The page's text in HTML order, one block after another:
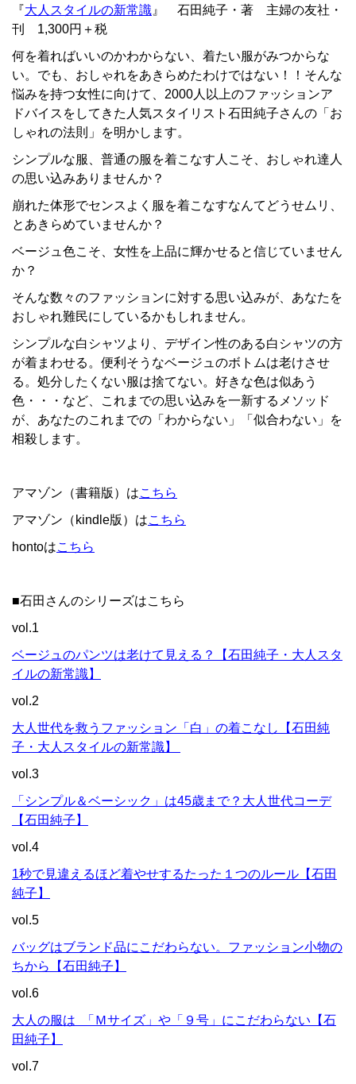
『大人スタイルの新常識 』 石田純子・著 主婦の友社・
刊 1,300円＋税
何を着ればいいのかわからない、着たい服がみつからな
い。でも、おしゃれをあきらめたわけではない！！そんな
悩みを持つ女性に向けて、2000人以上のファッションア
ドバイスをしてきた人気スタイリスト石田純子さんの「お
しゃれの法則」を明かします。
シンプルな服、普通の服を着こなす人こそ、おしゃれ達人
の思い込みありませんか？
崩れた体形でセンスよく服を着こなすなんてどうせムリ、
とあきらめていませんか？
ベージュ色こそ、女性を上品に輝かせると信じていません
か？
そんな数々のファッションに対する思い込みが、あなたを
おしゃれ難民にしているかもしれません。
シンプルな白シャツより、デザイン性のある白シャツの方
が着まわせる。便利そうなベージュのボトムは老けさせ
る。処分したくない服は捨てない。好きな色は似あう
色・・・など、これまでの思い込みを一新するメソッド
が、あなたのこれまでの「わからない」「似合わない」を
相殺します。
アマゾン（書籍版）はこちら
アマゾン（kindle版）はこちら
hontoはこちら
■石田さんのシリーズはこちら
vol.1
ベージュのパンツは老けて見える？【石田純子・大人スタ
イルの新常識】
vol.2
大人世代を救うファッション「白」の着こなし【石田純
子・大人スタイルの新常識】
vol.3
「シンプル＆ベーシック」は45歳まで？大人世代コーデ
【石田純子】
vol.4
1秒で見違えるほど着やせするたった１つのルール【石田
純子】
vol.5
バッグはブランド品にこだわらない。ファッション小物の
ちから【石田純子】
vol.6
大人の服は 「Ｍサイズ」や「９号」にこだわらない【石
田純子】
vol.7